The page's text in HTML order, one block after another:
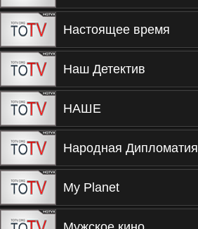
Настоящее время
Наш Детектив
НАШЕ
Народная Дипломатия
My Planet